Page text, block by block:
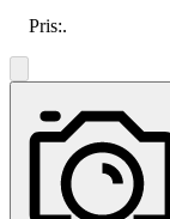
Pris:.